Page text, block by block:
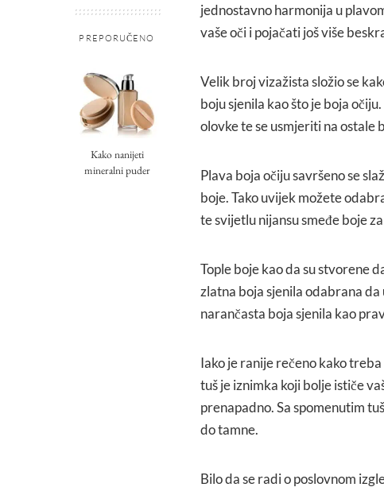
PREPORUČENO
Kako nanijeti
mineralni puder
jednostavno harmonija u
vaše oči i pojačati još više
Velik broj vizažista složio se
boju sjenila kao što je boja
olovke te se usmjeriti na
Plava boja očiju savršeno se
boje. Tako uvijek možete
te svijetlu nijansu smeđe boje
Tople boje kao da su stvorene
zlatna boja sjenila odabrana da
narančasta boja sjenila kao
Iako je ranije rečeno kako
tuš je iznimka koji bolje ističe
prenapadno. Sa spomenutim
do tamne.
Bilo da se radi o poslovnom